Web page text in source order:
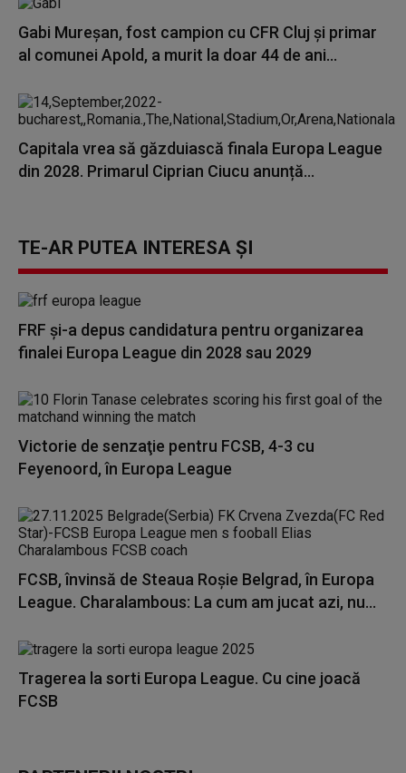
Gabi Mureşan, fost campion cu CFR Cluj şi primar
al comunei Apold, a murit la doar 44 de ani...
Capitala vrea să găzduiască finala Europa League
din 2028. Primarul Ciprian Ciucu anunță...
TE-AR PUTEA INTERESA ȘI
FRF și-a depus candidatura pentru organizarea
finalei Europa League din 2028 sau 2029
Victorie de senzaţie pentru FCSB, 4-3 cu
Feyenoord, în Europa League
FCSB, învinsă de Steaua Roşie Belgrad, în Europa
League. Charalambous: La cum am jucat azi, nu...
Tragerea la sorti Europa League. Cu cine joacă
FCSB